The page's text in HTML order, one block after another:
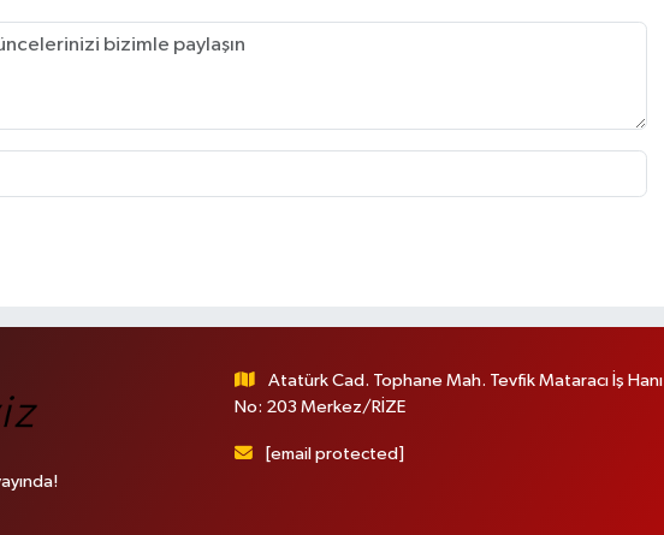
Atatürk Cad. Tophane Mah. Tevfik Mataracı İş Hanı
No: 203 Merkez/RİZE
[email protected]